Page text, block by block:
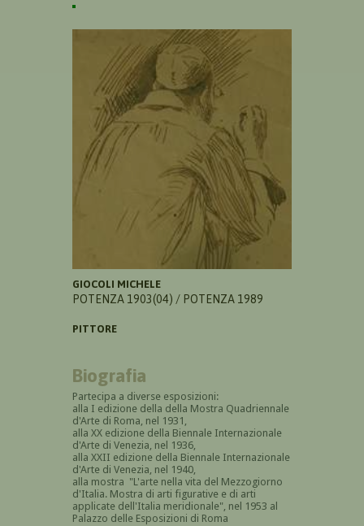
GIOCOLI MICHELE
POTENZA 1903(04) / POTENZA 1989
PITTORE
Biografia
Partecipa a diverse esposizioni:
alla I edizione della della Mostra Quadriennale
d'Arte di Roma, nel 1931,
alla XX edizione della Biennale Internazionale
d'Arte di Venezia, nel 1936,
alla XXII edizione della Biennale Internazionale
d'Arte di Venezia, nel 1940,
alla mostra "L'arte nella vita del Mezzogiorno
d'Italia. Mostra di arti figurative e di arti
applicate dell'Italia meridionale", nel 1953 al
Palazzo delle Esposizioni di Roma